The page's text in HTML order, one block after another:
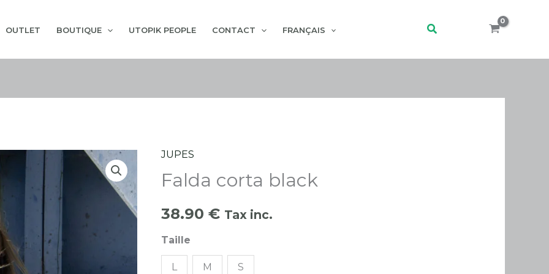
OUTLET BOUTIQUE UTOPIK PEOPLE CONTACT FRANÇAIS Rechercher
JUPES
Falda corta black
38.90€ Tax inc.
Taille
L M S
quantité
de
corta